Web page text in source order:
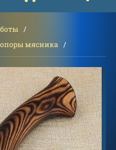
мясника